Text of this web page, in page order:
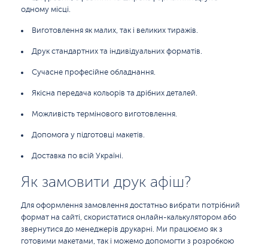
одному місці.
Виготовлення як малих, так і великих тиражів.
Друк стандартних та індивідуальних форматів.
Сучасне професійне обладнання.
Якісна передача кольорів та дрібних деталей.
Можливість термінового виготовлення.
Допомога у підготовці макетів.
Доставка по всій Україні.
Як замовити друк афіш?
Для оформлення замовлення достатньо вибрати потрібний
формат на сайті, скористатися онлайн-калькулятором або
звернутися до менеджерів друкарні. Ми працюємо як з
готовими макетами, так і можемо допомогти з розробкою